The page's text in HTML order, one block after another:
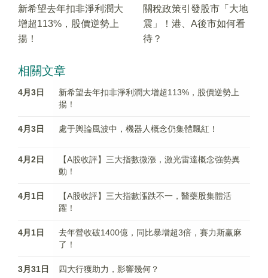
新希望去年扣非淨利潤大
增超113%，股價逆勢上
揚！
關稅政策引發股市「大地
震」！港、A後市如何看
待？
相關文章
4月3日
新希望去年扣非淨利潤大增超113%，股價逆勢上
揚！
4月3日 處于輿論風波中，機器人概念仍集體飄紅！
4月2日
【A股收評】三大指數微漲，激光雷達概念強勢異
動！
4月1日
【A股收評】三大指數漲跌不一，醫藥股集體活
躍！
4月1日
去年營收破1400億，同比暴增超3倍，賽力斯赢麻
了！
3月31日 四大行獲助力，影響幾何？